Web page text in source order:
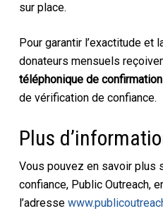
sur place.
Pour garantir l’exactitude et
donateurs mensuels
téléphonique de
de vérification de confiance.
Plus
Vous pouvez en savoir plus
confiance, Public Outreach,
l’adresse